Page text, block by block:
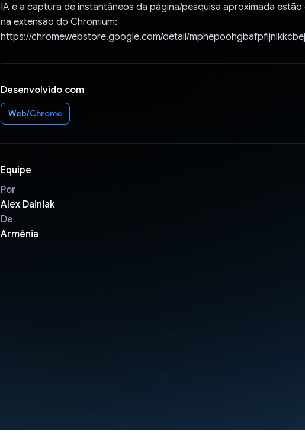
IA e a captura de instantâneos da página/pesquisa aproximada estão
na extensão do Chromium:
https://chromewebstore.google.com/detail/
Desenvolvido com
Web/Chrome
Equipe
Por
Alex Dainiak
De
Armênia